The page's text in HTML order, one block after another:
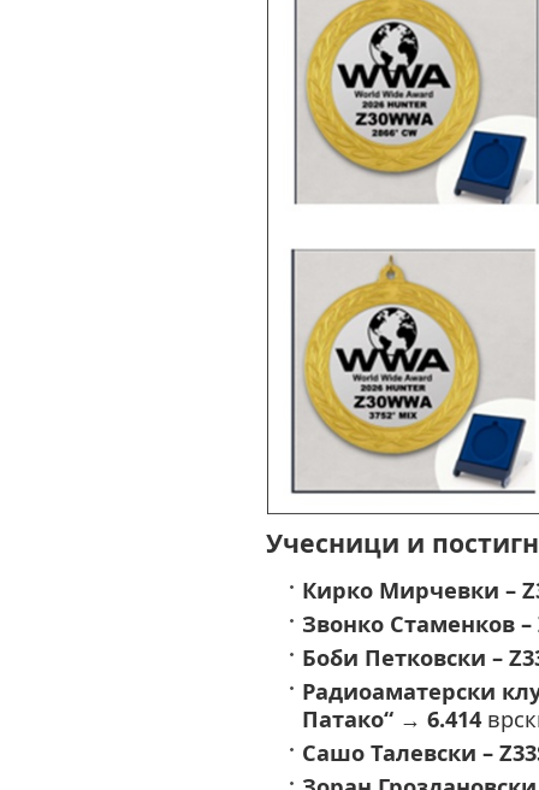
Учесници и
Кирко Мирчевки –
Звонко Стаменков –
Боби Петковски –
Радиоаматерски
Патако“→ 6.414
Сашо Талевски –